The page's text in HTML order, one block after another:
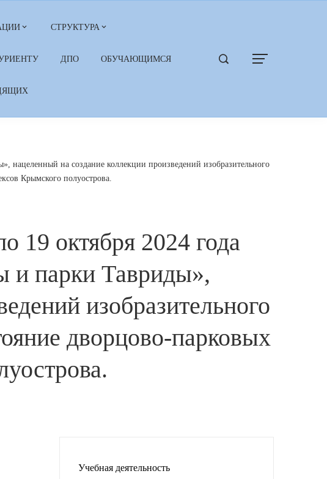
СТРУКТУРА
ДПО ОБУЧАЮЩИМСЯ
нацеленный на создание коллекции произведений изобразительного
Крымского полуострова.
19 октября 2024 года
и парки Тавриды»,
изобразительного
дворцово-парковых
Учебная деятельность